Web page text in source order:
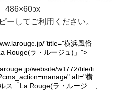
486×60px
ーしてご利用ください。